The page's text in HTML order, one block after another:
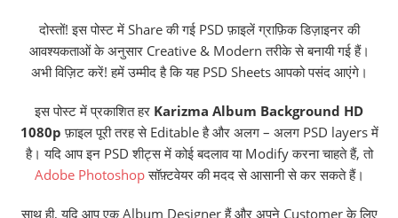
दोस्तों! इस पोस्ट में Share की गई PSD फ़ाइलें ग्राफ़िक डिज़ाइनर की
आवश्यकताओं के अनुसार Creative & Modern तरीके से बनायी गई हैं।
अभी विज़िट करें! हमें उम्मीद है कि यह PSD Sheets आपको पसंद आएंगे।
इस पोस्ट में प्रकाशित हर Karizma Album Background HD
1080p फ़ाइल पूरी तरह से Editable है और अलग – अलग PSD layers में
है। यदि आप इन PSD शीट्स में कोई बदलाव या Modify करना चाहते हैं, तो
Adobe Photoshopसॉफ़्टवेयर की मदद से आसानी से कर सकते हैं।
साथ ही, यदि आप एक Album Designer हैं और अपने Customer के लिए